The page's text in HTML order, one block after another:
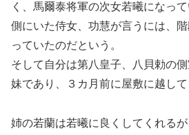
く、馬爾泰将軍の次女若曦になって
側にいた侍女、功慧が言うには、
っていたのだという。
そして自分は第八皇子、八貝勅の
妹であり、３カ月前に屋敷に越して
姉の若蘭は若曦に良くしてくれる